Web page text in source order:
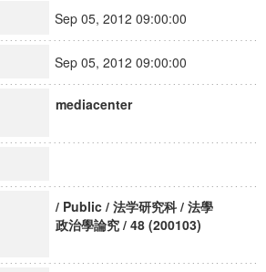
Sep 05, 2012 09:00:00
Sep 05, 2012 09:00:00
mediacenter
/ Public / 法学研究科 / 法學
政治學論究 / 48 (200103)